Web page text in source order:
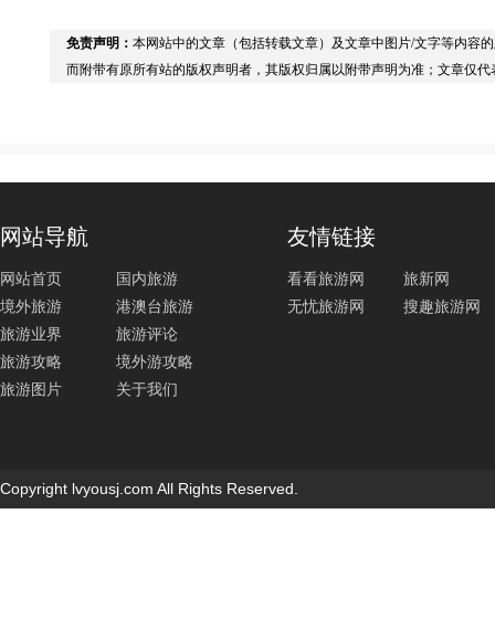
免责声明： 本网站中的文章（包括转载文章）及文章中图片/文字等内容
而附带有原所有站的版权声明者，其版权归属以附带声明为准；文章仅
网站导航
网站首页
国内旅游
境外旅游
港澳台旅游
旅游业界
旅游评论
旅游攻略
境外游攻略
旅游图片
关于我们
友情链接
看看旅游网
旅新网
无忧旅游网
搜趣旅游网
Copyright lvyousj.com All Rights Reserved.